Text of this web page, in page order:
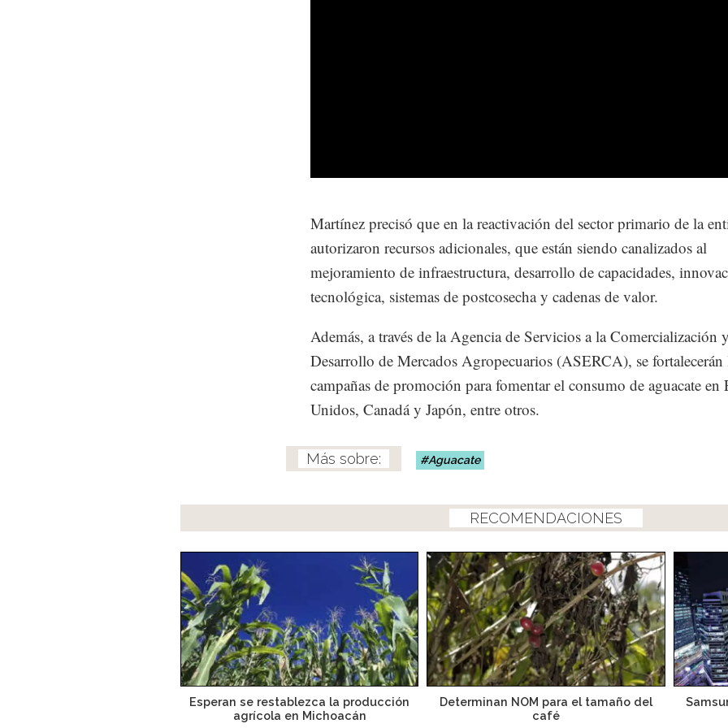
Martínez precisó que en la reactivación del sector primario de la
autorizaron recursos adicionales, que están siendo canalizados al
mejoramiento de infraestructura, desarrollo de capacidades,
tecnológica, sistemas de postcosecha y cadenas de valor.
Además, a través de la Agencia de Servicios a la Comercialización
Desarrollo de Mercados Agropecuarios (ASERCA), se fortalecerán
campañas de promoción para fomentar el consumo de aguacate en
Unidos, Canadá y Japón, entre otros.
Aguacate
RECOMENDACIONES
Esperan se restablezca la producción
agrícola en Michoacán
Determinan NOM para el tamaño del
café